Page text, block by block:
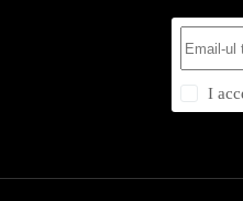
I